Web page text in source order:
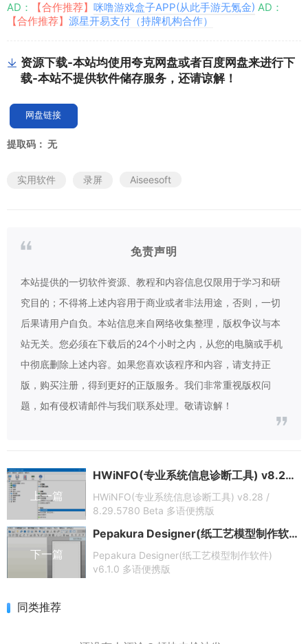
AD： 【合作推荐】 咪噜游戏盒子APP(从此手游无氪金) AD：
【合作推荐】 源星开易支付（持牌机构合作）
资源下载-本站均使用夸克网盘或者百度网盘来进行下
载-本站不提供软件储存服务，还请谅解！
网盘链接
提取码： 无
实用软件 录屏 Aiseesoft
免责声明
本站提供的一切软件资源、教程和内容信息仅限用于学习和研
究目的；不得将上述内容用于商业或者非法用途，否则，一切
后果请用户自负。本站信息来自网络收集整理，版权争议与本
站无关。您必须在下载后的24个小时之内，从您的电脑或手机
中彻底删除上述内容。如果您喜欢该程序和内容，请支持正
版，购买注册，得到更好的正版服务。我们非常重视版权问
题，如有侵权请邮件与我们联系处理。敬请谅解！
上一篇
HWiNFO(专业系统信息诊断工具) v8.28 / 8.29.5780 Beta 多语便携版
HWiNFO(专业系统信息诊断工具) v8.28 /
8.29.5780 Beta 多语便携版
下一篇
Pepakura Designer(纸工艺模型制作软件) v6.1.0 多语便携版
Pepakura Designer(纸工艺模型制作软件)
v6.1.0 多语便携版
同类推荐